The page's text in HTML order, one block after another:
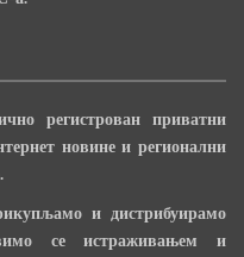
регистрован приватни
новине и регионални
и дистрибуирамо
се истраживањем и